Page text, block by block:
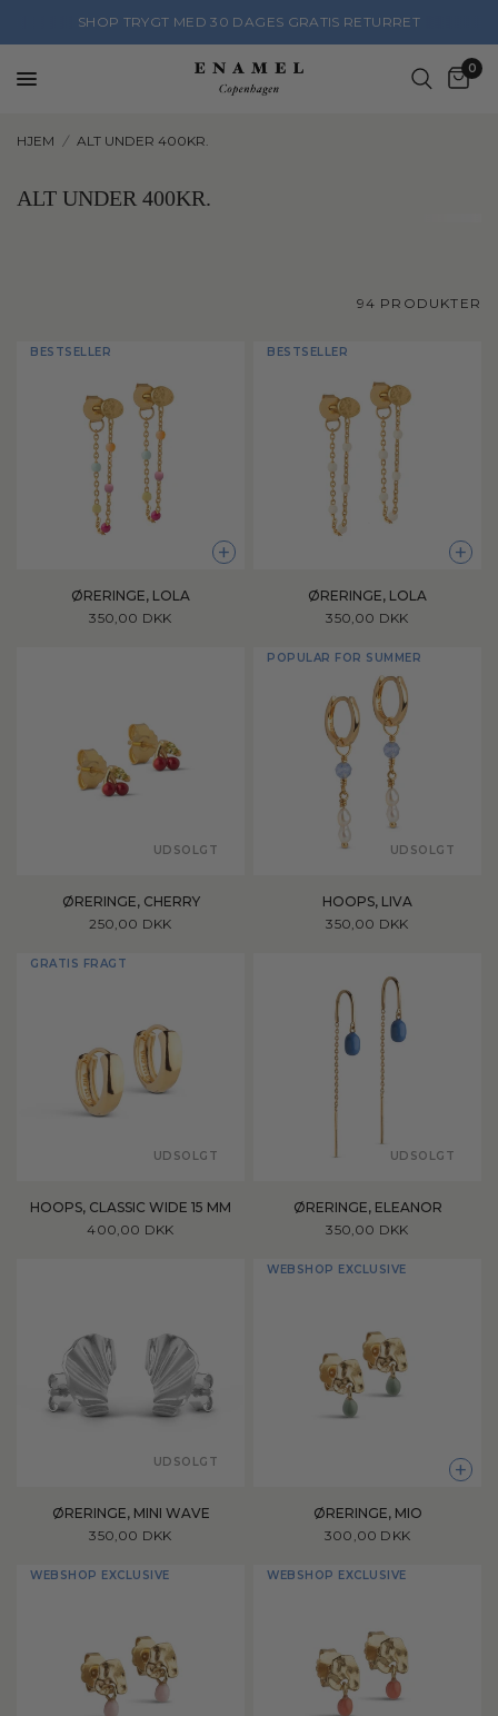
SHOP TRYGT MED 30 DAGES GRATIS RETURRET
0
HJEM / ALT UNDER 400KR.
ALT UNDER 400KR.
94 PRODUKTER
BESTSELLER
+
ØRERINGE, LOLA
350,00 DKK
BESTSELLER
+
ØRERINGE, LOLA
350,00 DKK
UDSOLGT
ØRERINGE, CHERRY
250,00 DKK
POPULAR FOR SUMMER
UDSOLGT
HOOPS, LIVA
350,00 DKK
GRATIS FRAGT
UDSOLGT
HOOPS, CLASSIC WIDE 15 MM
400,00 DKK
UDSOLGT
ØRERINGE, ELEANOR
350,00 DKK
UDSOLGT
ØRERINGE, MINI WAVE
350,00 DKK
WEBSHOP EXCLUSIVE
+
ØRERINGE, MIO
300,00 DKK
WEBSHOP EXCLUSIVE WEBSHOP EXCLUSIVE